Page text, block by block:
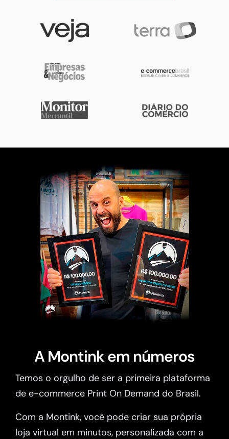
A Montink em números
Temos o orgulho de ser a primeira plataforma
de e-commerce Print On Demand do Brasil.
Com a Montink, você pode criar sua própria
loja virtual em minutos, personalizada com a